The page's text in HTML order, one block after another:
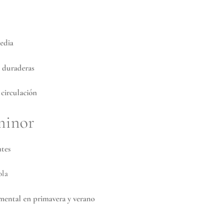
en primavera y verano